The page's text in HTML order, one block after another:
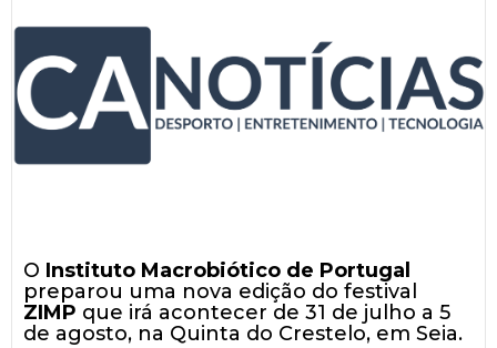
O Instituto Macrobiótico de Portugal
preparou uma nova edição do festival
ZIMP que irá acontecer de 31 de julho a 5
de agosto, na Quinta do Crestelo, em Seia.